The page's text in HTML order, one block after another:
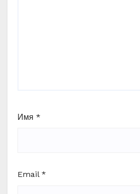
Имя *
Email *